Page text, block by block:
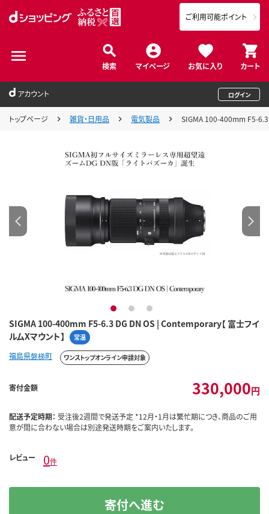
検索 マイページ お気に入り カート
ご利用可能ポイント
アカウント ログイン
トップページ 雑貨・日用品 電気製品 SIGMA 100-400mm F5-6.3
SIGMA 100-400mm F5-6.3 DG DN OS | Contemporary【 富士フイ
ルムXマウント】
常温
1 2 3
福島県磐梯町 ワンストップオンライン申請対象
寄付金額 330,000円
配送予定時期： 受注後2週間で発送予定 *12月・1月は繁忙期につき、商品のご用
意が間に合わない場合は別途発送時期をご案内いたします。
レビュー 0件
寄付へ進む